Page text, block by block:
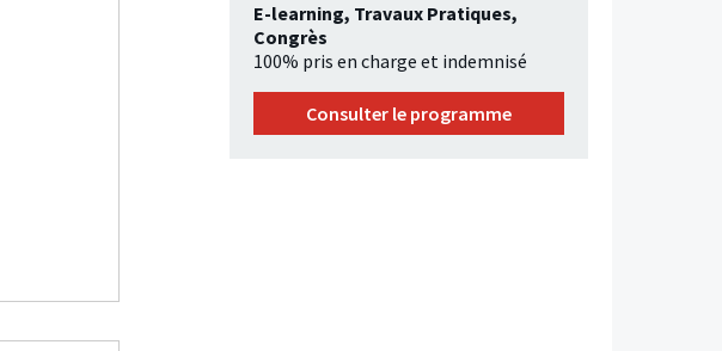
E-learning, Travaux Pratiques,
Congrès
100% pris en charge et indemnisé
Consulter le programme